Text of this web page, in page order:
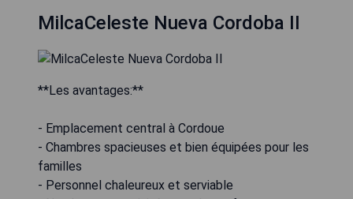
MilcaCeleste Nueva Cordoba II
**Les avantages:**
- Emplacement central à Cordoue
- Chambres spacieuses et bien équipées pour les
familles
- Personnel chaleureux et serviable